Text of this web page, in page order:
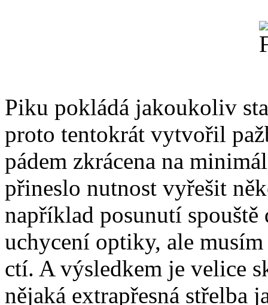
Piku pokládá jakoukoliv
proto tentokrát vytvořil
pádem zkrácena na
přineslo nutnost vyřešit
například posunutí
uchycení optiky, ale
ctí. A výsledkem je velice
nějaká extrapřesná střelba